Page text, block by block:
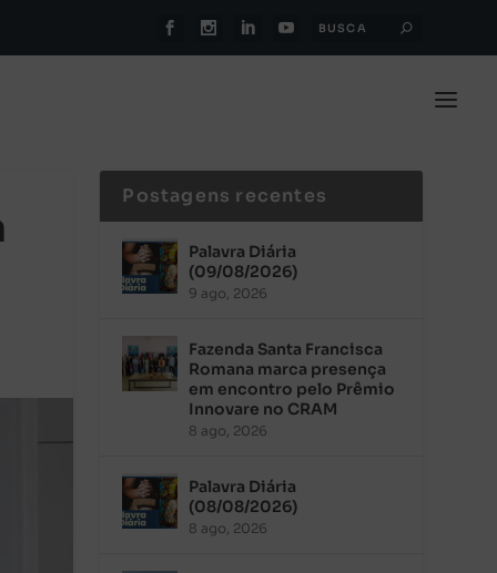
Postagens recentes
Palavra Diária
(09/08/2026)
9 ago, 2026
Fazenda Santa Francisca
Romana marca presença
em encontro pelo Prêmio
Innovare no CRAM
8 ago, 2026
Palavra Diária
(08/08/2026)
8 ago, 2026